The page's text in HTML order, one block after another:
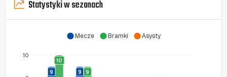
Statystyki w sezonach
10
9 9
10
9
Mecze Bramki Asysty